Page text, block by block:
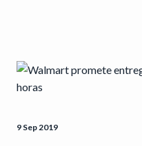
9 Sep 2019